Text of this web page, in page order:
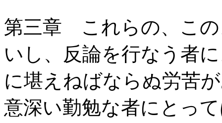
第三章 これらの、この
いし、反論を行なう者
に堪えねばならぬ労苦
意深い勤勉な者にとっ